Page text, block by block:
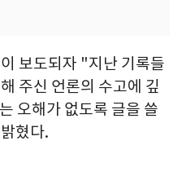
보도되자 "지난 기록들
주신 언론의 수고에 깊
오해가 없도록 글을 쓸
혔다.